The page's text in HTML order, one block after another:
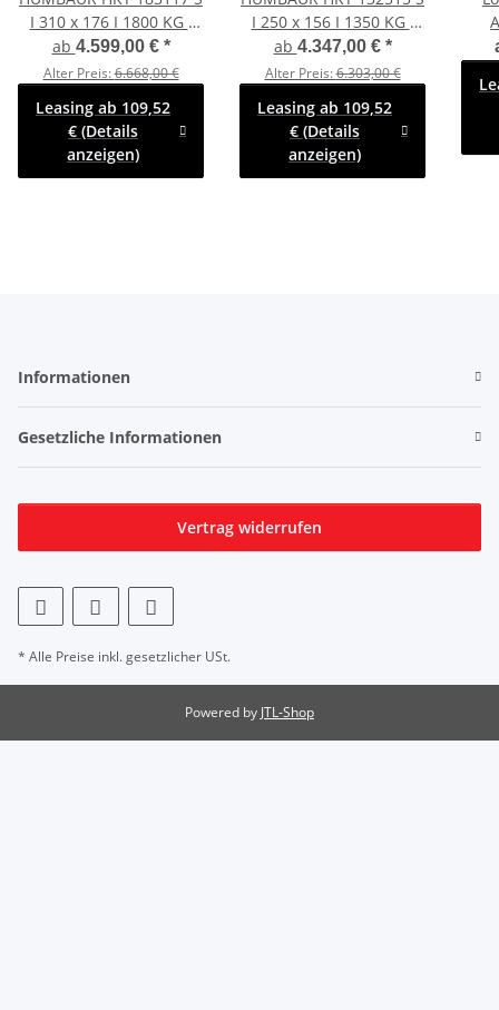
I 310 x 176 I 1800 KG I
Absenkanhänger mit
Hydraulik
ab 4.599,00 € *
Alter Preis:6.668,00 €
Leasing ab 109,52
€ (Details
anzeigen)
I 250 x 156 I 1350 KG I
Absenkanhänger mit
Hydraulik
ab 4.347,00 € *
Alter Preis:6.303,00 €
Leasing ab 109,52
€ (Details
anzeigen)
100
Informationen
Gesetzliche Informationen
Vertrag widerrufen
* Alle Preise inkl. gesetzlicher USt.
Powered by JTL-Shop